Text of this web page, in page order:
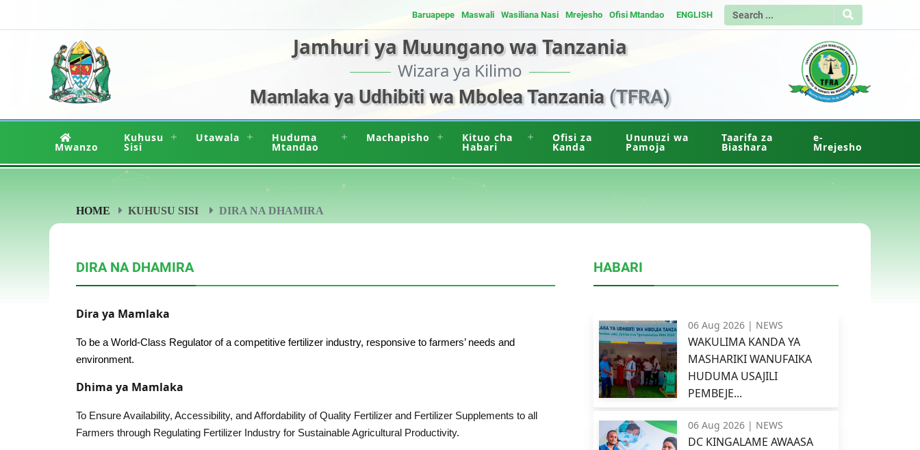
Baruapepe Maswali Wasiliana Nasi Mrejesho Ofisi Mtandao ENGLISH
Jamhuri ya Muungano wa Tanzania
Wizara ya Kilimo
Mamlaka ya Udhibiti wa Mbolea Tanzania(TFRA)
Mwanzo
Kuhusu
Sisi
Utawala Huduma
Mtandao
Machapisho Kituo cha
Habari
Ofisi za
Kanda
Ununuzi wa
Pamoja
Taarifa za
Biashara
e-
Mrejesho
HOME KUHUSU SISI DIRA NA DHAMIRA
DIRA NA DHAMIRA
Dira ya Mamlaka
To be a World-Class Regulator of a competitive fertilizer industry, responsive to farmers’ needs and
environment.
Dhima ya Mamlaka
To Ensure Availability, Accessibility, and Affordability of Quality Fertilizer and Fertilizer Supplements to all
Farmers through Regulating Fertilizer Industry for Sustainable Agricultural Productivity.
HABARI
06 Aug 2026 | NEWS
WAKULIMA KANDA YA
MASHARIKI WANUFAIKA
HUDUMA USAJILI
PEMBEJE...
06 Aug 2026 | NEWS
DC KINGALAME AWAASA